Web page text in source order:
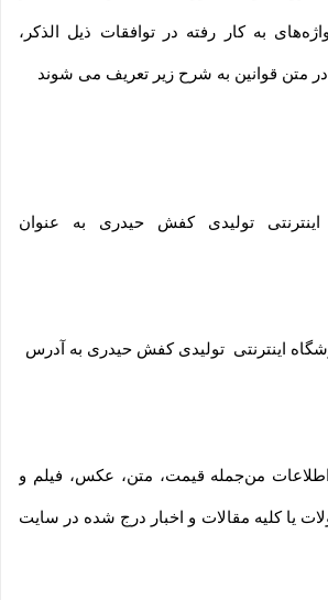
به کار رفته در توافقات ذیل الذکر،
متن قوانین به شرح زیر تعریف می شوند
تولیدی کفش حیدری به عنوان
اینترنتی تولیدی کفش حیدری به آدرس
من‌جمله قیمت، متن، عکس، فیلم و
یا کلیه مقالات و اخبار درج شده در سایت